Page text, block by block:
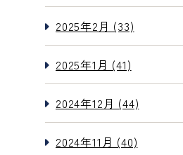
2025年2月 (33)
2025年1月 (41)
2024年12月 (44)
2024年11月 (40)